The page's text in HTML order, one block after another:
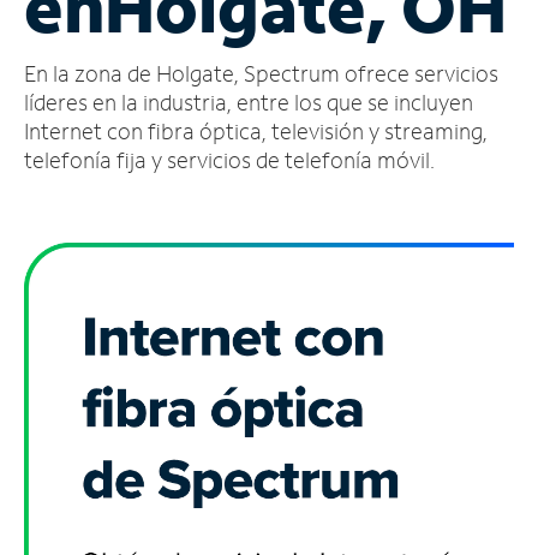
cuenta
Encuentra
una
tienda
En la zona de Holgate, Spectrum ofrece servicios
líderes en la industria, entre los que se incluyen
Internet con fibra óptica, televisión y streaming,
telefonía fija y servicios de telefonía móvil.